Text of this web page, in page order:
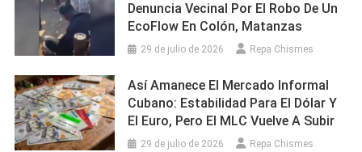
Denuncia Vecinal Por El Robo De Un
EcoFlow En Colón, Matanzas
29 de julio de 2026 Repa Chismes
Así Amanece El Mercado Informal
Cubano: Estabilidad Para El Dólar Y
El Euro, Pero El MLC Vuelve A Subir
29 de julio de 2026 Repa Chismes